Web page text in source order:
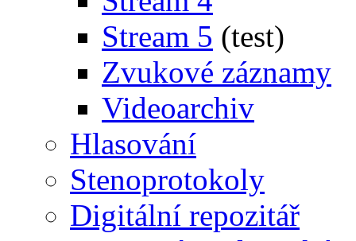
Stream 5 (test)
Zvukové záznamy
Videoarchiv
Hlasování
Stenoprotokoly
Digitální repozitář